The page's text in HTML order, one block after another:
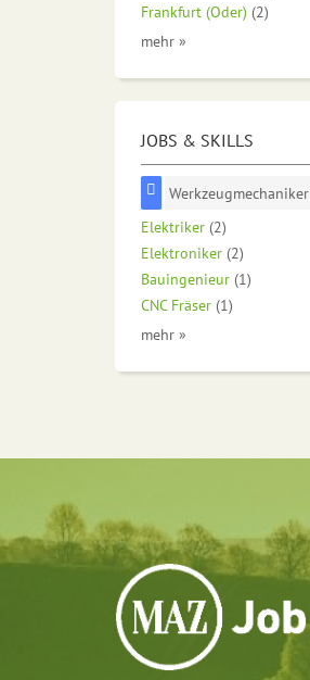
Frankfurt (Oder) (2)
mehr »
JOBS & SKILLS
Werkzeugmechaniker
Elektriker (2)
Elektroniker (2)
Bauingenieur (1)
CNC Fräser (1)
mehr »